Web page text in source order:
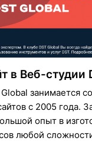
в Веб-студии
занимается
с 2005 года.
опыт в
любой